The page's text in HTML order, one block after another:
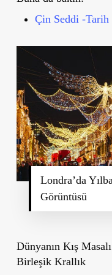
Çin Seddi -Tarih
Londra’da
Görüntüsü
Dünyanın Kış
Birleşik Krallık